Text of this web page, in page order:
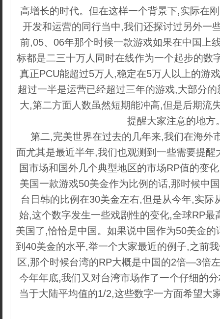
高增长的时代。但在这样一个背景下,实际在
开发和运营的同行当中,我们还探讨过另外一
前,05、06年那个时候一款游戏如果在中国上
标都是二三十万人同时在线作为一个起步的数
真正PCU能超过5万人,稳定在5万人以上的游
超过一半是运营已经超过三年的游戏,大部分
大,第二方面人数虽然短期能冲高,但是后期流
提醒大家注意的地方
第二,完美世界在过去的几年来,我们在海外
面尤其是最近半年,我们也观测到一些需要提
国市场和国外几个典型地区的市场RP值的变
美国一款游戏50美金作为比例的话,那时候中
台日韩的比例在30美金左右,但是从今年,实际
始,这个数字发生一些戏剧性的变化,全球RP最
美国了,恰恰是中国。如果说中国作为50美金
到40美金的水平,举一个大家最近的例子,之前
区,那个时候台湾的RP大概是中国的2倍—3倍
今年年底,我们又对台湾市场作了一个仔细的
当于大陆平均值的1/2,这些数字一方面希望大